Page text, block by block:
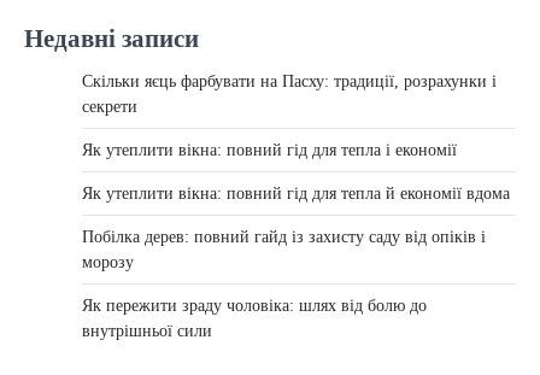
Недавні записи
Скільки яєць фарбувати на Пасху: традиції, розрахунки і
секрети
Як утеплити вікна: повний гід для тепла і економії
Як утеплити вікна: повний гід для тепла й економії вдома
Побілка дерев: повний гайд із захисту саду від опіків і
морозу
Як пережити зраду чоловіка: шлях від болю до
внутрішньої сили